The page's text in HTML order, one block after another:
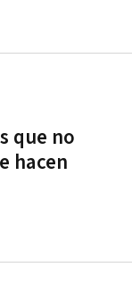
que no
hacen